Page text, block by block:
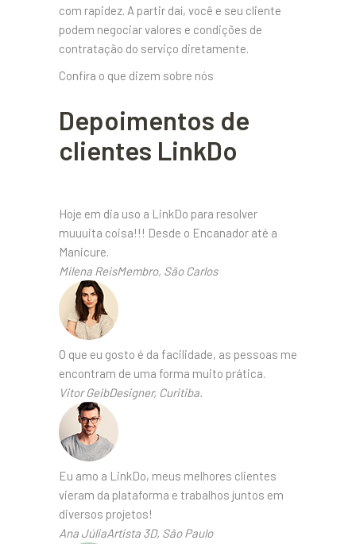
com rapidez. A partir daí, você e seu cliente
podem negociar valores e condições de
contratação do serviço diretamente.
Confira o que dizem sobre nós
Depoimentos de
clientes LinkDo
Hoje em dia uso a LinkDo para resolver
muuuita coisa!!! Desde o Encanador até a
Manicure.
Milena ReisMembro, São Carlos
O que eu gosto é da facilidade, as pessoas me
encontram de uma forma muito prática.
Vitor GeibDesigner, Curitiba.
Eu amo a LinkDo, meus melhores clientes
vieram da plataforma e trabalhos juntos em
diversos projetos!
Ana JúliaArtista 3D, São Paulo